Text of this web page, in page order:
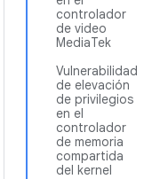
controlador
de video
MediaTek
Vulnerabilidad
de elevación
de privilegios
en el
controlador
de memoria
compartida
del kernel